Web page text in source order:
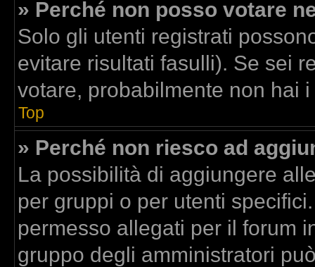
» Perché non posso votare
Solo gli utenti registrati
evitare risultati fasulli). Se sei
votare, probabilmente non hai
Top
» Perché non riesco ad
La possibilità di aggiungere
per gruppi o per utenti
permesso allegati per il forum
gruppo degli amministratori